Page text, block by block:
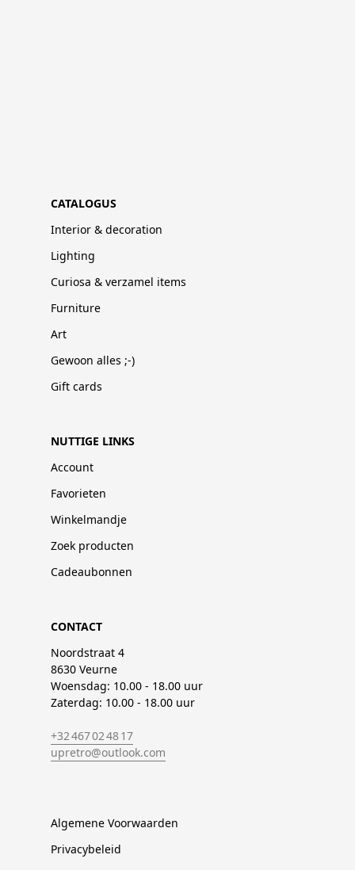
CATALOGUS
Interior & decoration
Lighting
Curiosa & verzamel items
Furniture
Art
Gewoon alles ;-)
Gift cards
NUTTIGE LINKS
Account
Favorieten
Winkelmandje
Zoek producten
Cadeaubonnen
CONTACT
Noordstraat 4
8630 Veurne
Woensdag: 10.00 - 18.00 uur
Zaterdag: 10.00 - 18.00 uur
+32 467 02 48 17
upretro@outlook.com
Algemene Voorwaarden
Privacybeleid